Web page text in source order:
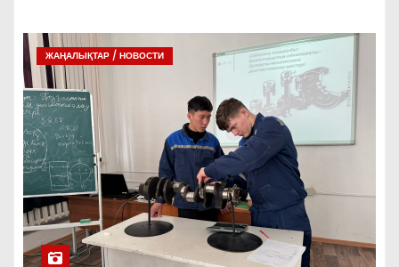
ЖАҢАЛЫҚТАР / НОВОСТИ